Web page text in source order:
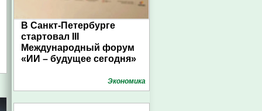
В Санкт-Петербурге
стартовал III
Международный форум
«ИИ – будущее сегодня»
Экономика